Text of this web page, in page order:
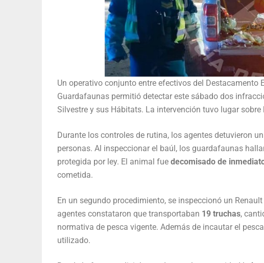
Un operativo conjunto entre efectivos del Destacamento
Guardafaunas permitió detectar este sábado dos
Silvestre y sus Hábitats. La intervención tuvo lugar
Durante los controles de rutina, los agentes detuvieron
personas. Al inspeccionar el baúl, los guardafaunas
protegida por ley. El animal fue decomisado de
cometida.
En un segundo procedimiento, se inspeccionó un
agentes constataron que transportaban 19 truchas,
normativa de pesca vigente. Además de incautar el
utilizado.